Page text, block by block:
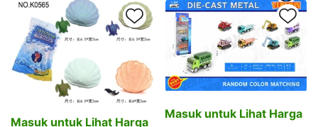
Masuk untuk Lihat Harga
Masuk untuk Lihat Harga